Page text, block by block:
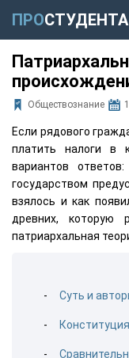
ПРОСТУДЕНТА
Обществознание
Если рядового
платить налоги в
вариантов
государством
взялось и как
древних, которую
патриархальная
Суть и